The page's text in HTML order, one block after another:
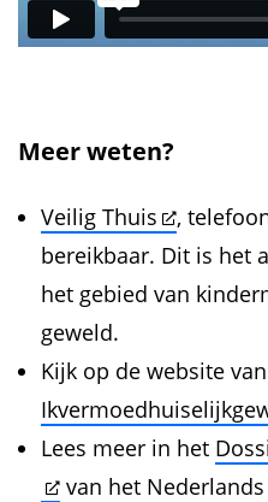
Meer weten?
Veilig Thuis
,
bereikbaar. Dit is het
het gebied van
geweld.
Kijk op de website
Lees meer in het
van het